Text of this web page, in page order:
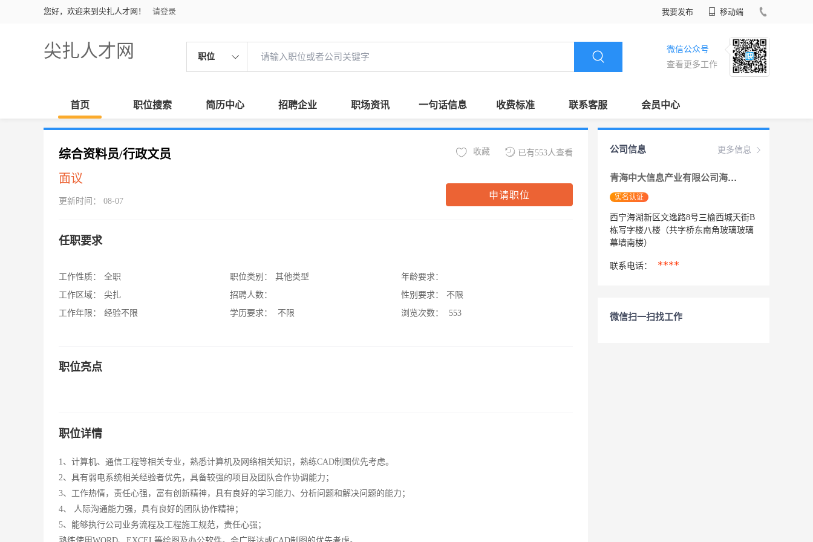
您好，欢迎来到尖扎人才网！ 请登录 我要发布 移动端
尖扎人才网 职位
微信公众号
查看更多工作
首页 职位搜索 简历中心 招聘企业 职场资讯 一句话信息 收费标准 联系客服 会员中心
综合资料员/行政文员
面议
更新时间： 08-07
已有553人查看
收藏
申请职位
任职要求
工作性质：
全职
工作区域：
尖扎
工作年限：
经验不限
职位类别：
其他类型
招聘人数：
学历要求：
不限
年龄要求：
性别要求：
不限
浏览次数：
553
职位亮点
职位详情
1、计算机、通信工程等相关专业，熟悉计算机及网络相关知识，熟练CAD制图优先考虑。
2、具有弱电系统相关经验者优先，具备较强的项目及团队合作协调能力；
3、工作热情，责任心强，富有创新精神，具有良好的学习能力、分析问题和解决问题的能力；
4、 人际沟通能力强，具有良好的团队协作精神；
5、能够执行公司业务流程及工程施工规范，责任心强；
更多信息
公司信息
青海中大信息产业有限公司海东分公司
实名认证
西宁海湖新区文逸路8号三榆西城天街B
栋写字楼八楼（共字桥东南角玻璃玻璃
幕墙南楼）
联系电话： ****
微信扫一扫找工作